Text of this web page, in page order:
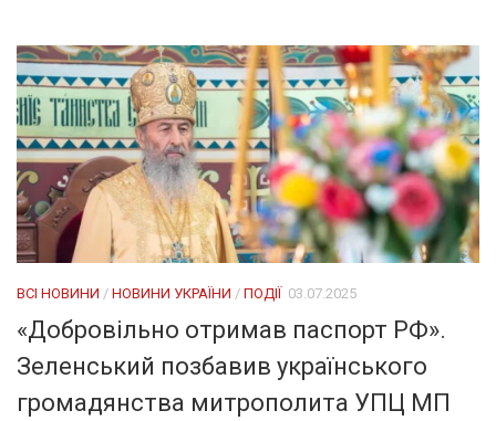
ВСІ НОВИНИ / НОВИНИ УКРАЇНИ / ПОДІЇ 03.07.2025
«Добровільно отримав паспорт РФ».
Зеленський позбавив українського
громадянства митрополита УПЦ МП